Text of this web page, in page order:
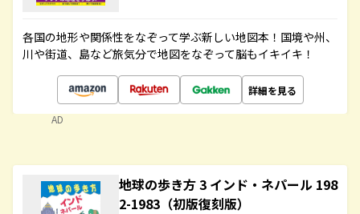
各国の地形や関係性をなぞって学ぶ新しい地図本！国境や州、
川や街道、島など旅気分で地図をなぞって脳もイキイキ！
詳細を見る
AD
地球の歩き方 3 インド・ネパール 198
2-1983（初版復刻版）